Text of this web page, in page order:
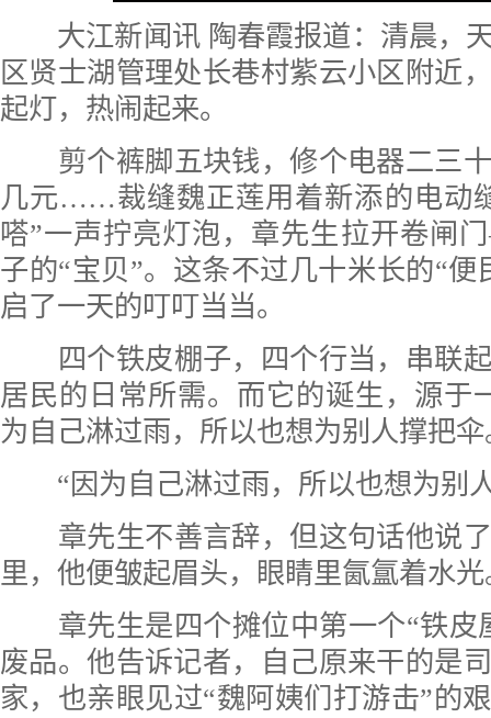
大江新闻讯 陶春霞报道：清晨，
区贤士湖管理处长巷村紫云小区附近
起灯，热闹起来。
剪个裤脚五块钱，修个电器二三
几元……裁缝魏正莲用着新添的电动
嗒”一声拧亮灯泡，章先生拉开卷闸
子的“宝贝”。这条不过几十米长的“便
启了一天的叮叮当当。
四个铁皮棚子，四个行当，串联
居民的日常所需。而它的诞生，源于
为自己淋过雨，所以也想为别人撑把伞
“因为自己淋过雨，所以也想为别
章先生不善言辞，但这句话他说
里，他便皱起眉头，眼睛里氤氲着水光
章先生是四个摊位中第一个“铁皮
废品。他告诉记者，自己原来干的是
家，也亲眼见过“魏阿姨们打游击”的